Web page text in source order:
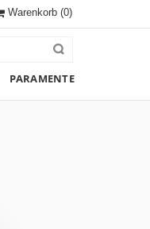
Warenkorb (0)
PARAMENTE